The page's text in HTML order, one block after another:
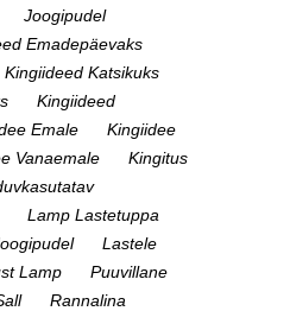
Joogipudel
Emadepäevaks
Kingiideed Katsikuks
Kingiideed
Emale
Kingiidee
Vanaemale
Kingitus
Lamp Lastetuppa
Lastele
Lamp
Puuvillane
Rannalina